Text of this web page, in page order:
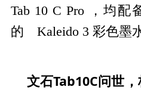
Tab 10 C Pro ，均配
的 Kaleido 3 彩色墨
文石Tab10C问世